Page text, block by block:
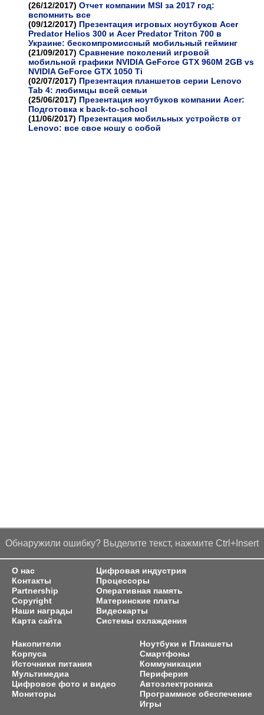
(26/12/2017) Отчет компании MSI за 2017 год:
вспомнить все
(09/12/2017) Презентация игровых ноутбуков Acer
Predator Helios 300 и Acer Predator Triton 700 в
Украине: бескомпромиссный мобильный гейминг
(21/09/2017) Cравнение поколений игровой
мобильной графики NVIDIA GeForce GTX 960M 2GB vs
NVIDIA GeForce GTX 1050 Ti
(02/07/2017) Презентация планшетов серии Lenovo
Tab 4: любимцы всей семьи
(25/06/2017) Презентация ноутбуков компании Acer:
Подготовка к back-to-school
(11/06/2017) Презентация мобильных устройств от
Lenovo: все свое ношу с собой
Обнаружили ошибку? Выделите текст, нажмите Ctrl+Insert
О нас
Контакты
Partnership
Copyright
Наши награды
Карта сайта
Цифровая индустрия
Процессоры
Оперативная память
Материнские платы
Видеокарты
Системы охлаждения
Накопители
Корпуса
Источники питания
Мультимедиа
Цифровое фото и видео
Мониторы
Ноутбуки и Планшеты
Смартфоны
Коммуникации
Периферия
Автоэлектроника
Программное обеспечение
Игры